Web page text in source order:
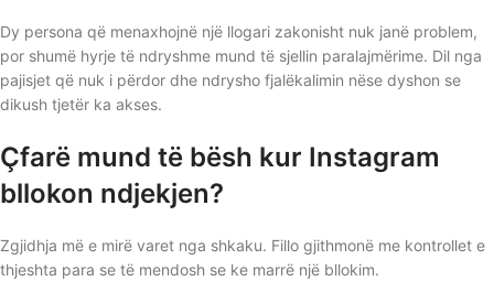
Dy persona që menaxhojnë një llogari zakonisht nuk janë problem,
por shumë hyrje të ndryshme mund të sjellin paralajmërime. Dil nga
pajisjet që nuk i përdor dhe ndrysho fjalëkalimin nëse dyshon se
dikush tjetër ka akses.
Çfarë mund të bësh kur Instagram
bllokon ndjekjen?
Zgjidhja më e mirë varet nga shkaku. Fillo gjithmonë me kontrollet e
thjeshta para se të mendosh se ke marrë një bllokim.